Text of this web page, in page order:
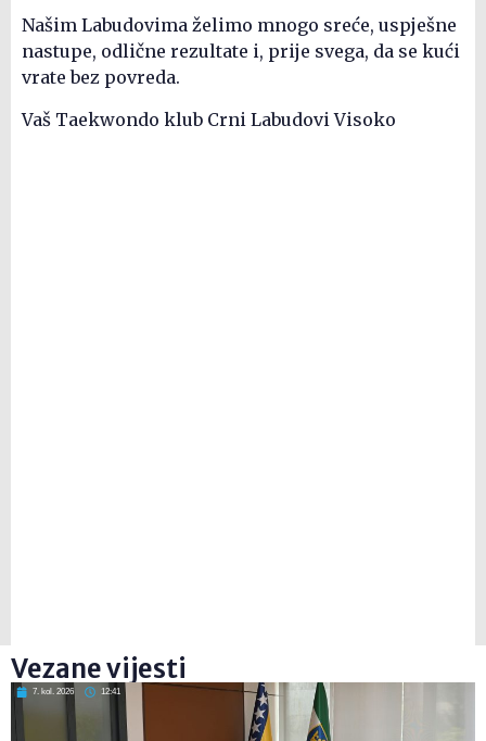
Našim Labudovima želimo mnogo sreće, uspješne
nastupe, odlične rezultate i, prije svega, da se kući
vrate bez povreda.
Vaš Taekwondo klub Crni Labudovi Visoko
Vezane vijesti
7. kol. 2026 12:41